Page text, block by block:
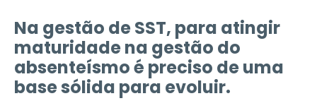
Na gestão de SST, para atingir
maturidade na gestão do
absenteísmo é preciso de uma
base sólida para evoluir.